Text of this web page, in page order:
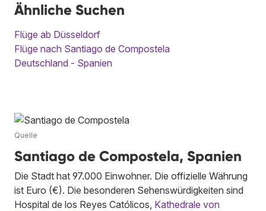
Ähnliche Suchen
Flüge ab Düsseldorf
Flüge nach Santiago de Compostela
Deutschland - Spanien
Quelle
Santiago de Compostela, Spanien
Die Stadt hat 97.000 Einwohner. Die offizielle Währung
ist Euro (€). Die besonderen Sehenswürdigkeiten sind
Hospital de los Reyes Católicos, Kathedrale von